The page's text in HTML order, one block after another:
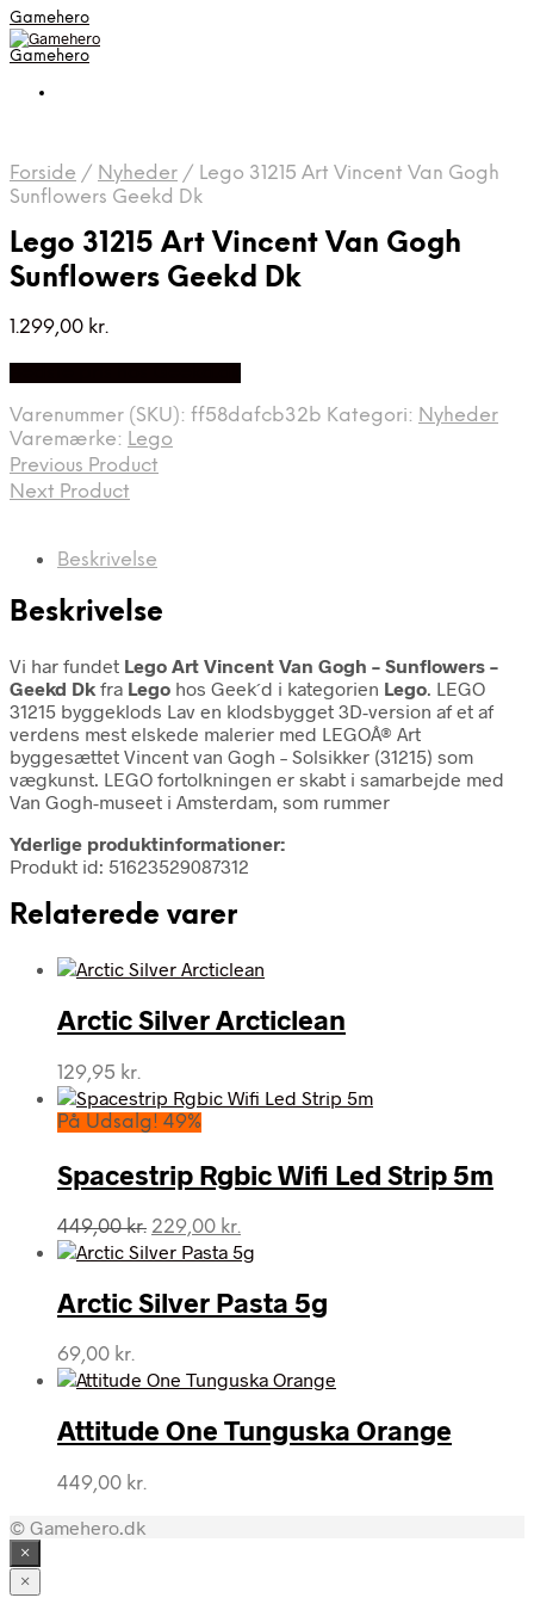
Gamehero
Gamehero
Forside / Nyheder / Lego 31215 Art Vincent Van Gogh
Sunflowers Geekd Dk
Lego 31215 Art Vincent Van Gogh
Sunflowers Geekd Dk
1.299,00 kr.
Varenummer (SKU): ff58dafcb32b Kategori: Nyheder
Varemærke: Lego
Previous Product
Next Product
Beskrivelse
Beskrivelse
Vi har fundet Lego Art Vincent Van Gogh – Sunflowers –
Geekd Dk fra Lego hos Geek´d i kategorien Lego. LEGO
31215 byggeklods Lav en klodsbygget 3D-version af et af
verdens mest elskede malerier med LEGOÂ® Art
byggesættet Vincent van Gogh – Solsikker (31215) som
vægkunst. LEGO fortolkningen er skabt i samarbejde med
Van Gogh-museet i Amsterdam, som rummer
Yderlige produktinformationer:
Produkt id: 51623529087312
Relaterede varer
Arctic Silver Arcticlean
129,95 kr.
På Udsalg! 49%
Spacestrip Rgbic Wifi Led Strip 5m
449,00kr. Den
oprindelige
var:
449,00 kr..
229,00 kr.
aktuelle
er:
229,00 kr..
Arctic Silver Pasta 5g
69,00 kr.
Attitude One Tunguska Orange
449,00 kr.
© Gamehero.dk
×
×